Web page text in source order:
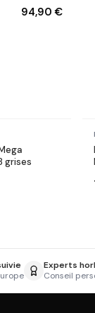
Rondes bronze
94,90 €
grises
Experts
Conseil